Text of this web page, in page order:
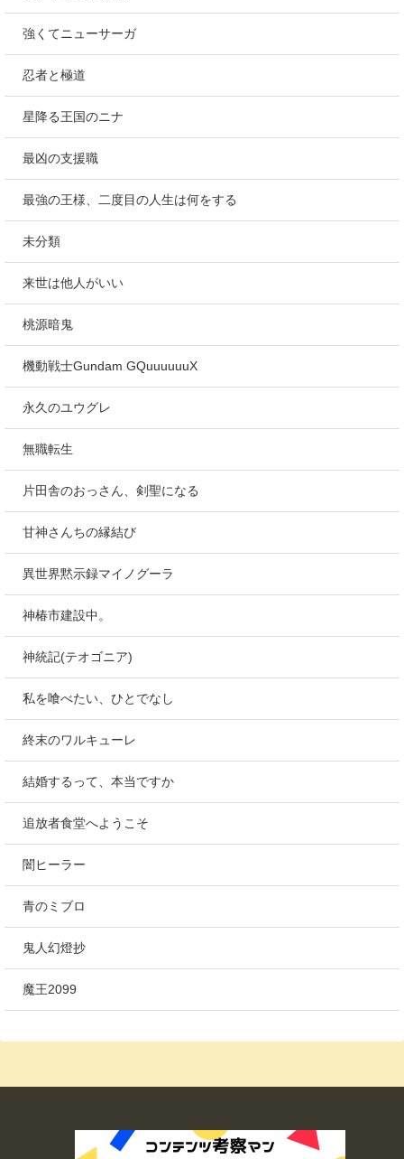
強くてニューサーガ
忍者と極道
星降る王国のニナ
最凶の支援職
最強の王様、二度目の人生は何をする
未分類
来世は他人がいい
桃源暗鬼
機動戦士Gundam GQuuuuuuX
永久のユウグレ
無職転生
片田舎のおっさん、剣聖になる
甘神さんちの縁結び
異世界黙示録マイノグーラ
神椿市建設中。
神統記(テオゴニア)
私を喰べたい、ひとでなし
終末のワルキューレ
結婚するって、本当ですか
追放者食堂へようこそ
闇ヒーラー
青のミブロ
鬼人幻燈抄
魔王2099